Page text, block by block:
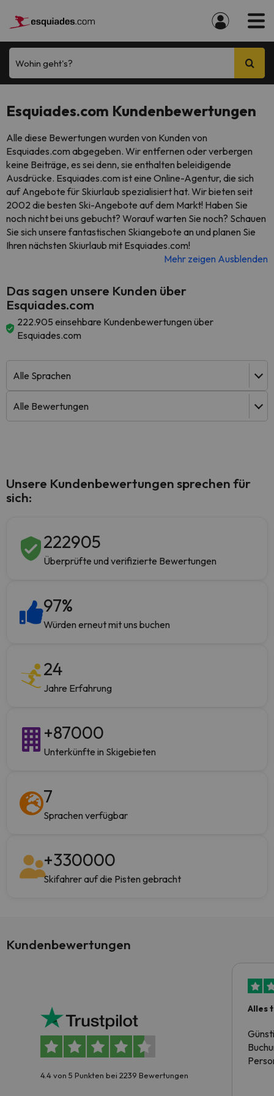
Wohin geht's?
Esquiades.com Kundenbewertungen
Alle diese Bewertungen wurden von Kunden von
Esquiades.com abgegeben. Wir entfernen oder verbergen
keine Beiträge, es sei denn, sie enthalten beleidigende
Ausdrücke. Esquiades.com ist eine Online-Agentur, die sich
auf Angebote für Skiurlaub spezialisiert hat. Wir bieten seit
2002 die besten Ski-Angebote auf dem Markt! Haben Sie
noch nicht bei uns gebucht? Worauf warten Sie noch? Schauen
Sie sich unsere fantastischen Skiangebote an und planen Sie
Ihren nächsten Skiurlaub mit Esquiades.com!
Mehr zeigen Ausblenden
Das sagen unsere Kunden über
Esquiades.com
222.905 einsehbare Kundenbewertungen über
Esquiades.com
Unsere Kundenbewertungen sprechen für
sich:
222905
Überprüfte und verifizierte Bewertungen
97%
Würden erneut mit uns buchen
24
Jahre Erfahrung
+87000
Unterkünfte in Skigebieten
7
Sprachen verfügbar
+330000
Skifahrer auf die Pisten gebracht
Kundenbewertungen
4.4 von 5 Punkten bei 2239 Bewertungen
Alles